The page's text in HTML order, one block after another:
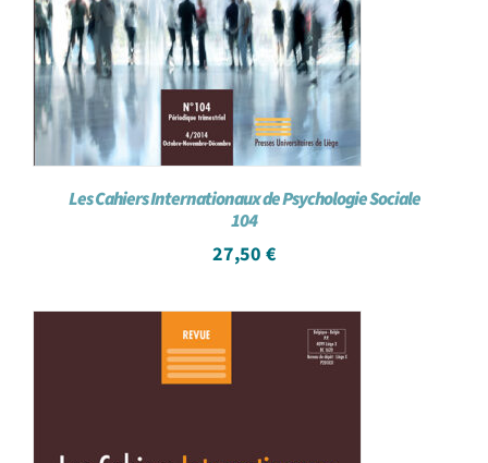
Les Cahiers Internationaux de Psychologie Sociale
104
27,50 €